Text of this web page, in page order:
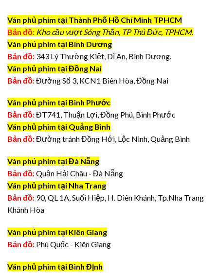
Ván phủ phim tại Thành Phố Hồ Chí Minh TPHCM
Bản đồ: Kho cầu vượt Sóng Thần, TP Thủ Đức, TPHCM.
Ván phủ phim tại Bình Dương
Bản đồ: 343 Lý Thường Kiệt, Dĩ An, Bình Dương.
Ván phủ phim tại Đồng Nai
Bản đồ:Đường Số 3, KCN1 Biên Hòa, Đồng Nai
Ván phủ phim tại Bình Phước
Bản đồ:ĐT741, Thuận Lợi, Đồng Phú, Bình Phước
Ván phủ phim tại Quảng Bình
Bản đồ:Đường tránh Đồng Hới, Lộc Ninh, Quảng Bình
Ván phủ phim tại Đà Nẵng
Bản đồ:Quận Hải Châu - Đà Nẵng
Ván phủ phim tại Nha Trang
Bản đồ: 90, QL 1A, Suối Hiệp, H. Diên Khánh, Tp.Nha Trang
Khánh Hòa
Ván phủ phim tại Kiên Giang
Bản đồ: Phú Quốc - Kiên Giang
Ván phủ phim tại Bình Định